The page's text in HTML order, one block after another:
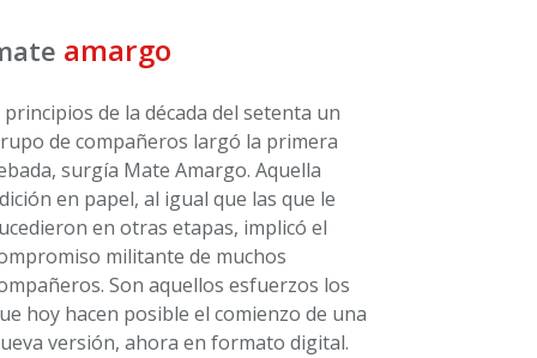
amargo
principios de la década del setenta un
de compañeros largó la primera
surgía Mate Amargo. Aquella
en papel, al igual que las que le
en otras etapas, implicó el
militante de muchos
Son aquellos esfuerzos los
hoy hacen posible el comienzo de una
versión, ahora en formato digital.